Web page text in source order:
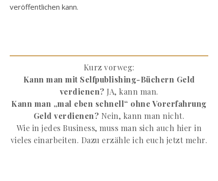
veröffentlichen kann.
Kurz vorweg:
Kann man mit Selfpublishing-Büchern Geld
verdienen? JA, kann man.
Kann man „mal eben schnell“ ohne Vorerfahrung
Geld verdienen? Nein, kann man nicht.
Wie in jedes Business, muss man sich auch hier in
vieles einarbeiten. Dazu erzähle ich euch jetzt mehr.